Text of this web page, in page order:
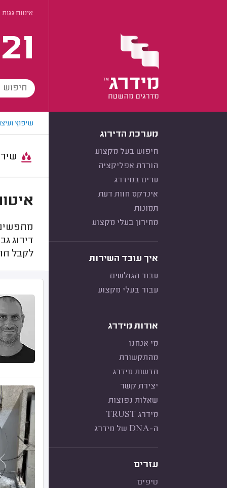
איטום
מערכת הדירוג
חיפוש בעל מקצוע
הורדת אפליקציה
ערים במידרג
אינדקס חוות דעת
תמונות
מחירון בעלי מקצוע
איך עובד השירות
עבור הגולשים
עבור בעלי מקצוע
אודות מידרג
מי אנחנו
מהתקשורת
חדשות מידרג
יצירת קשר
שאלות נפוצות
מידרג TRUST
ה-DNA של מידרג
עזרים
טיפים
שיפוץ
דירוג
לקבל